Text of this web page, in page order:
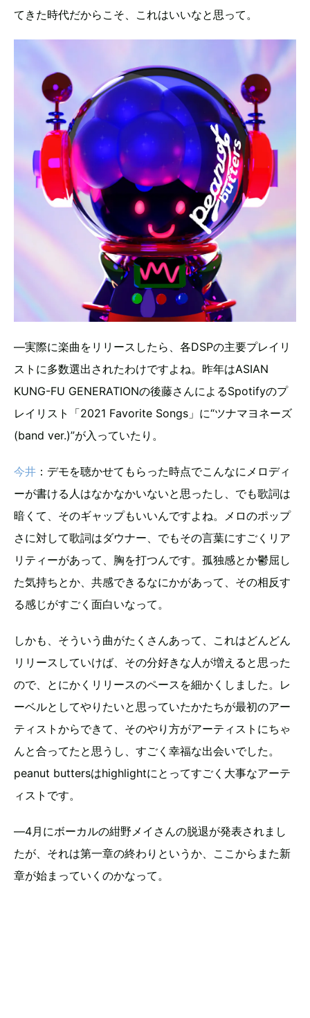
てきた時代だからこそ、これはいいなと思って。
―実際に楽曲をリリースしたら、各DSPの主要プレイリ
ストに多数選出されたわけですよね。昨年はASIAN
KUNG-FU GENERATIONの後藤さんによるSpotifyのプ
レイリスト「2021 Favorite Songs」に“ツナマヨネーズ
(band ver.)”が入っていたり。
今井 ：デモを聴かせてもらった時点でこんなにメロディ
ーが書ける人はなかなかいないと思ったし、でも歌詞は
暗くて、そのギャップもいいんですよね。メロのポップ
さに対して歌詞はダウナー、でもその言葉にすごくリア
リティーがあって、胸を打つんです。孤独感とか鬱屈し
た気持ちとか、共感できるなにかがあって、その相反す
る感じがすごく面白いなって。
しかも、そういう曲がたくさんあって、これはどんどん
リリースしていけば、その分好きな人が増えると思った
ので、とにかくリリースのペースを細かくしました。レ
ーベルとしてやりたいと思っていたかたちが最初のアー
ティストからできて、そのやり方がアーティストにちゃ
んと合ってたと思うし、すごく幸福な出会いでした。
peanut buttersはhighlightにとってすごく大事なアーテ
ィストです。
―4月にボーカルの紺野メイさんの脱退が発表されまし
たが、それは第一章の終わりというか、ここからまた新
章が始まっていくのかなって。